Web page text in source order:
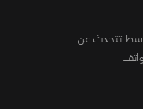
تتحدث عن